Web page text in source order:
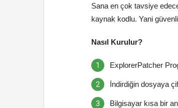
Sana en çok tavsiye
kaynak kodlu. Yani
Nasıl Kurulur?
ExplorerPatcher
İndirdiğin dosyaya
Bilgisayar kısa bir